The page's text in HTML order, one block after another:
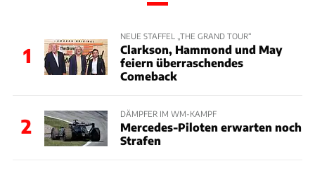
1
NEUE STAFFEL „THE GRAND TOUR“
Clarkson, Hammond und May
feiern überraschendes
Comeback
2
DÄMPFER IM WM-KAMPF
Mercedes-Piloten erwarten noch
Strafen